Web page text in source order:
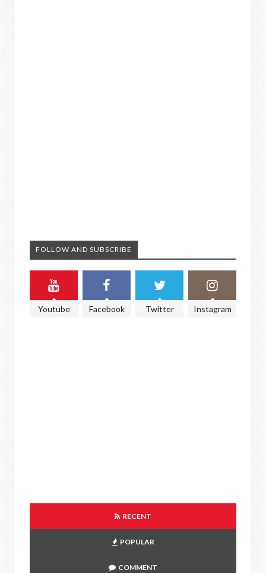
FOLLOW AND SUBSCRIBE
Youtube Facebook Twitter Instagram
RECENT
POPULAR
COMMENT